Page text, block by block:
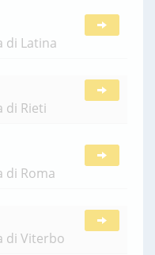
di Latina
di Rieti
di Roma
di Viterbo